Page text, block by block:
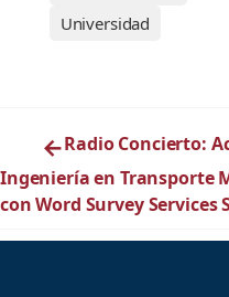
Universidad
←Radio Concierto:
Ingeniería en Transporte
con Word Survey Services